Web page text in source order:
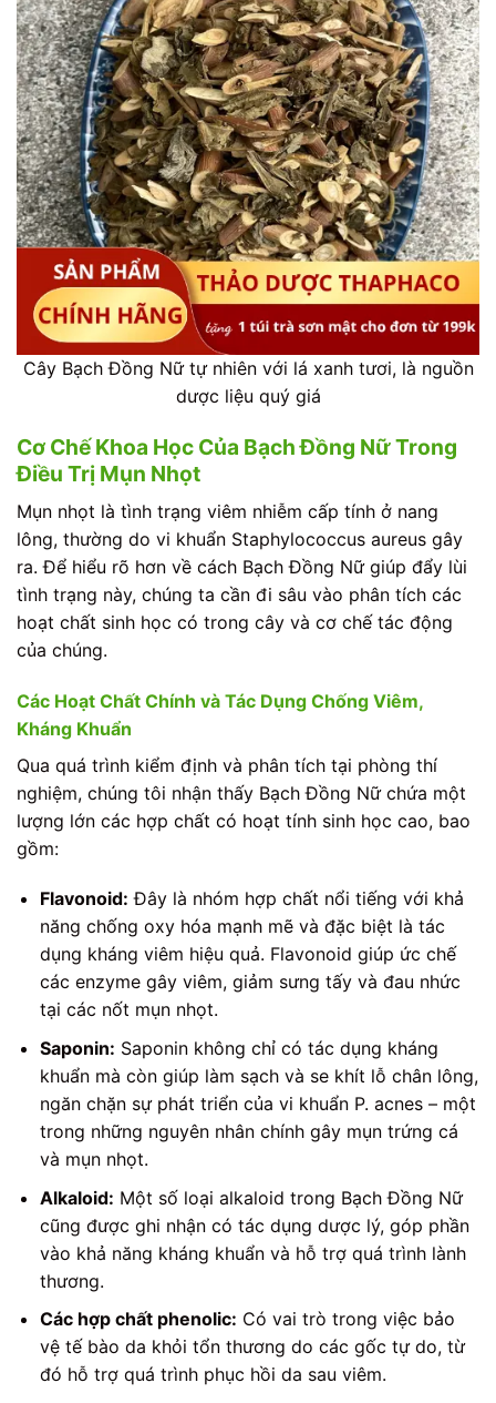
Cây Bạch Đồng Nữ tự nhiên với lá xanh tươi, là nguồn
dược liệu quý giá
Cơ Chế Khoa Học Của Bạch Đồng Nữ Trong
Điều Trị Mụn Nhọt
Mụn nhọt là tình trạng viêm nhiễm cấp tính ở nang
lông, thường do vi khuẩn Staphylococcus aureus gây
ra. Để hiểu rõ hơn về cách Bạch Đồng Nữ giúp đẩy lùi
tình trạng này, chúng ta cần đi sâu vào phân tích các
hoạt chất sinh học có trong cây và cơ chế tác động
của chúng.
Các Hoạt Chất Chính và Tác Dụng Chống Viêm,
Kháng Khuẩn
Qua quá trình kiểm định và phân tích tại phòng thí
nghiệm, chúng tôi nhận thấy Bạch Đồng Nữ chứa một
lượng lớn các hợp chất có hoạt tính sinh học cao, bao
gồm:
Flavonoid: Đây là nhóm hợp chất nổi tiếng với khả
năng chống oxy hóa mạnh mẽ và đặc biệt là tác
dụng kháng viêm hiệu quả. Flavonoid giúp ức chế
các enzyme gây viêm, giảm sưng tấy và đau nhức
tại các nốt mụn nhọt.
Saponin: Saponin không chỉ có tác dụng kháng
khuẩn mà còn giúp làm sạch và se khít lỗ chân lông,
ngăn chặn sự phát triển của vi khuẩn P. acnes – một
trong những nguyên nhân chính gây mụn trứng cá
và mụn nhọt.
Alkaloid: Một số loại alkaloid trong Bạch Đồng Nữ
cũng được ghi nhận có tác dụng dược lý, góp phần
vào khả năng kháng khuẩn và hỗ trợ quá trình lành
thương.
Các hợp chất phenolic: Có vai trò trong việc bảo
vệ tế bào da khỏi tổn thương do các gốc tự do, từ
đó hỗ trợ quá trình phục hồi da sau viêm.